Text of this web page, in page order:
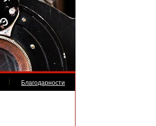
Благодарности